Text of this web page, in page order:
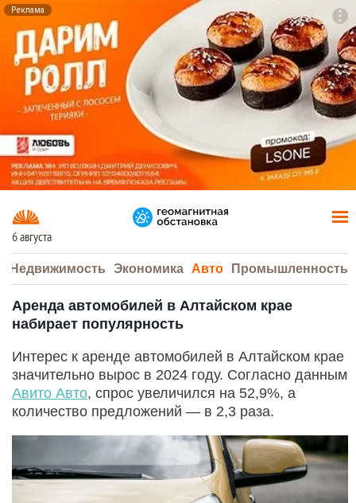
Реклама
6 августа
Недвижимость Экономика Авто Промышленность
Аренда автомобилей в Алтайском крае
набирает популярность
Интерес к аренде автомобилей в Алтайском крае
значительно вырос в 2024 году. Согласно данным
Авито Авто, спрос увеличился на 52,9%, а
количество предложений — в 2,3 раза.